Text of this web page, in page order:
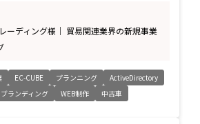
ーディング様｜ 貿易関連業界の新規事業
EC-CUBE プランニング
ActiveDirectory
ブランディング WEB制作 中古車